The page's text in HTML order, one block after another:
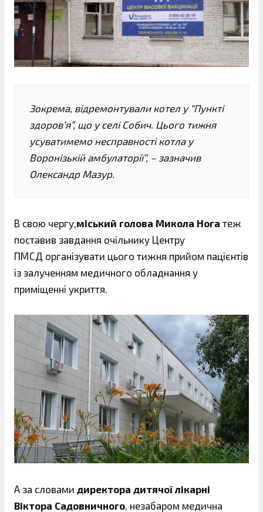
Зокрема, відремонтували котел у “Пункті
здоров’я”, що у селі Собич. Цього тижня
усуватимемо несправності котла у
Воронізькій амбулаторії”, – зазначив
Олександр Мазур.
В свою чергу,міський голова Микола Нога теж
поставив завдання очільнику Центру
ПМСД організувати цього тижня прийом пацієнтів
із залученням медичного обладнання у
приміщенні укриття.
А за словами директора дитячої лікарні
Віктора Садовничного, незабаром медична